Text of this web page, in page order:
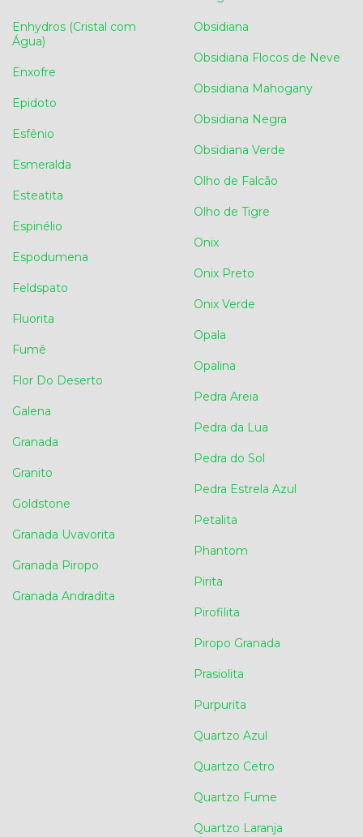
Enhydros (Cristal com
Água)
Enxofre
Epidoto
Esfênio
Esmeralda
Esteatita
Espinélio
Espodumena
Feldspato
Fluorita
Fumê
Flor Do Deserto
Galena
Granada
Granito
Goldstone
Granada Uvavorita
Granada Piropo
Granada Andradita
Obsidiana
Obsidiana Flocos de Neve
Obsidiana Mahogany
Obsidiana Negra
Obsidiana Verde
Olho de Falcão
Olho de Tigre
Onix
Onix Preto
Onix Verde
Opala
Opalina
Pedra Areia
Pedra da Lua
Pedra do Sol
Pedra Estrela Azul
Petalita
Phantom
Pirita
Pirofilita
Piropo Granada
Prasiolita
Purpurita
Quartzo Azul
Quartzo Cetro
Quartzo Fume
Quartzo Laranja